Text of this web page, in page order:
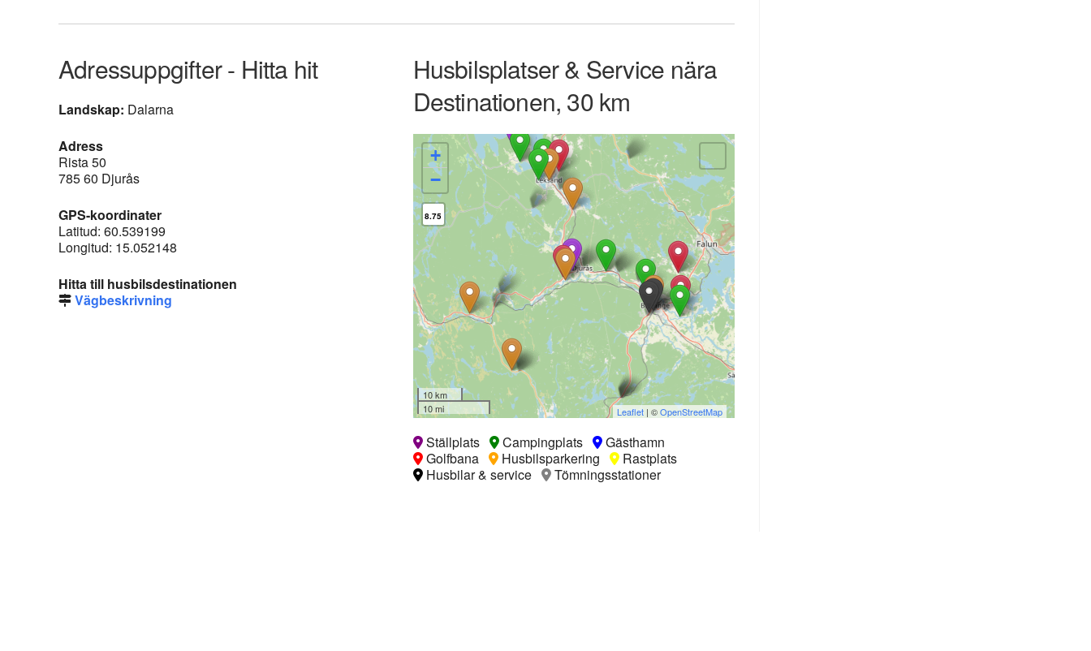
Adressuppgifter - Hitta hit
Landskap: Dalarna
Adress
Rista 50
785 60 Djurås
GPS-koordinater
Latitud: 60.539199
Longitud: 15.052148
Hitta till husbilsdestinationen
Vägbeskrivning
Husbilsplatser & Service nära
Destinationen, 30 km
+
−
8.75
10 km
10 mi
Leaflet | ©OpenStreetMap
Ställplats Campingplats
Gästhamn
Golfbana
Husbilsparkering
Rastplats
Husbilar & service
Tömningsstationer